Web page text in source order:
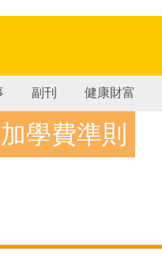
副刊 健康財富
學費準則